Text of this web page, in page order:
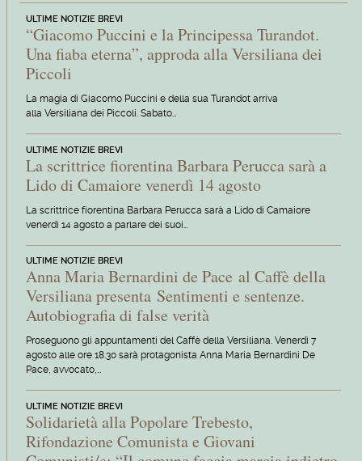
ULTIME NOTIZIE BREVI
“Giacomo Puccini e la Principessa Turandot.
Una fiaba eterna”, approda alla Versiliana dei
Piccoli
La magia di Giacomo Puccini e della sua Turandot arriva
alla Versiliana dei Piccoli. Sabato…
ULTIME NOTIZIE BREVI
La scrittrice fiorentina Barbara Perucca sarà a
Lido di Camaiore venerdì 14 agosto
La scrittrice fiorentina Barbara Perucca sarà a Lido di Camaiore
venerdì 14 agosto a parlare dei suoi…
ULTIME NOTIZIE BREVI
Anna Maria Bernardini de Pace al Caffè della
Versiliana presenta Sentimenti e sentenze.
Autobiografia di false verità
Proseguono gli appuntamenti del Caffè della Versiliana. Venerdì 7
agosto alle ore 18.30 sarà protagonista Anna Maria Bernardini De
Pace, avvocato,…
ULTIME NOTIZIE BREVI
Solidarietà alla Popolare Trebesto,
Rifondazione Comunista e Giovani